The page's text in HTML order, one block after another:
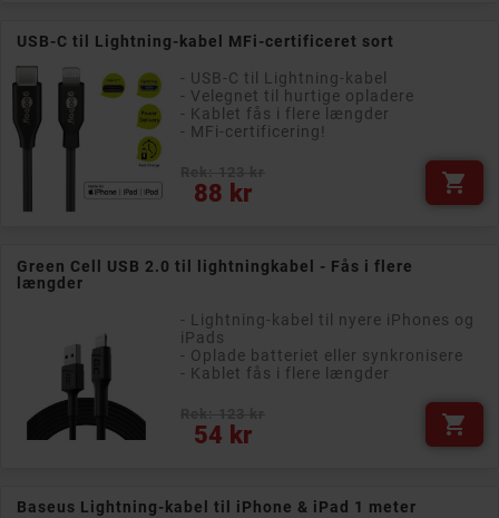
USB-C til Lightning-kabel MFi-certificeret sort
- USB-C til Lightning-kabel
- Velegnet til hurtige opladere
- Kablet fås i flere længder
- MFi-certificering!
88 kr
Pris 
Green Cell USB 2.0 til lightningkabel - Fås i flere
længder
- Lightning-kabel til nyere iPhones og
iPads
- Oplade batteriet eller synkronisere
- Kablet fås i flere længder
54 kr
Pris 
Baseus Lightning-kabel til iPhone & iPad 1 meter